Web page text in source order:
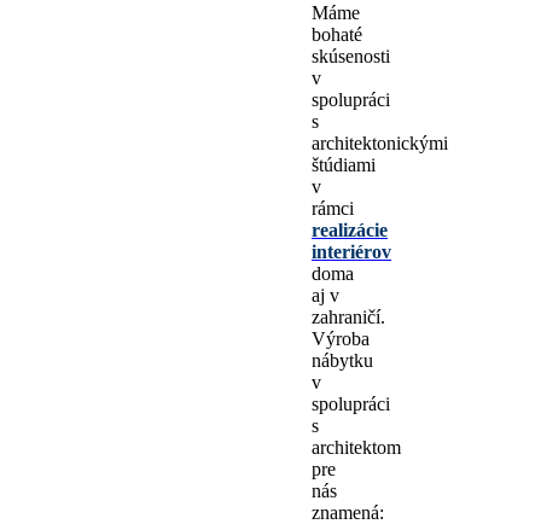
Máme
bohaté
skúsenosti
v
spolupráci
s
architektonickými
štúdiami
v
rámci
realizácie
interiérov
doma
aj v
zahraničí.
Výroba
nábytku
v
spolupráci
s
architektom
pre
nás
znamená: